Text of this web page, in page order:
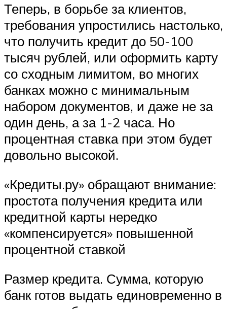
Теперь, в борьбе за клиентов,
требования упростились настолько,
что получить кредит до 50-100
тысяч рублей, или оформить карту
со сходным лимитом, во многих
банках можно с минимальным
набором документов, и даже не за
один день, а за 1-2 часа. Но
процентная ставка при этом будет
довольно высокой.
«Кредиты.ру» обращают внимание:
простота получения кредита или
кредитной карты нередко
«компенсируется» повышенной
процентной ставкой
Размер кредита. Сумма, которую
банк готов выдать единовременно в